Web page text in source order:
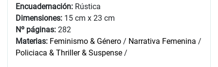
Encuadernación: Rústica
Dimensiones: 15 cm x 23 cm
Nº páginas: 282
Materias: Feminismo & Género / Narrativa Femenina /
Policiaca & Thriller & Suspense /